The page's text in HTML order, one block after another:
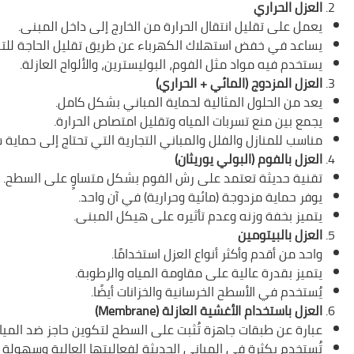
العزل الحراري
يعمل على تقليل انتقال الحرارة من الخارج إلى داخل المبنى.
يساعد في خفض استهلاك الكهرباء عن طريق تقليل الحاجة
يستخدم فيه مواد مثل الفوم، البوليسترين، والألواح العازلة.
العزل المزدوج (المائي + الحراري)
يعد من الحلول المثالية لحماية المباني بشكل كامل.
يجمع بين منع تسربات المياه وتقليل امتصاص الحرارة.
مناسب للمنازل والفلل والمباني التجارية التي تحتاج إلى
العزل بالفوم (البولي يوريثان)
تقنية حديثة تعتمد على رش الفوم بشكل متساوٍ على السطح.
يوفر حماية مزدوجة (مائية وحرارية) في آن واحد.
يتميز بخفة وزنه وعدم تأثيره على هيكل المبنى.
العزل بالبيتومين
واحد من أقدم وأكثر أنواع العزل استخدامًا.
يتميز بقدرة عالية على مقاومة المياه والرطوبة.
يُستخدم في الأسطح الخرسانية والخزانات أيضًا.
العزل باستخدام الأغشية العازلة (Membrane)
عبارة عن طبقات جاهزة تُثبت على السطح لتكوين حاجز ضد
تُستخدم بكثرة في المباني الحديثة لفعاليتها العالية وسهولة